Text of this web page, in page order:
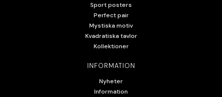
Sport posters
Perfect pair
Mystiska motiv
Kvadratiska tavlor
Kollektioner
INFORMATION
Nyheter
Information